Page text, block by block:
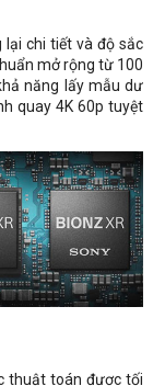
lại chi tiết và độ sắc
mở rộng từ 100
năng lấy mẫu dư
quay 4K 60p tuyệt
thuật toán được tối